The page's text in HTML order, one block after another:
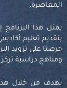
المعاصرة.
يمثل هذا البرنامج
بتقديم تعليم
حرصنا على تزويد
ومناهج دراسية تركز
نهدف من خلال